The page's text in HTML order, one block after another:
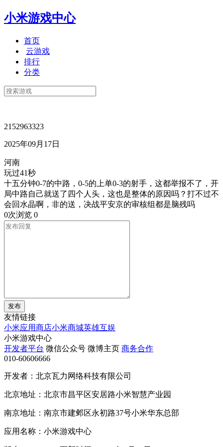
小米游戏中心
首页
云游戏
排行
分类
2152963323
2025年09月17日
河南
玩过41秒
十五分钟0-7的中路，0-5的上单0-3的射手，这都举报不了，开
局中路自己就送了四个人头，这也是整体的原因吗？打不过不
会回水晶啊，非的送，决战平安京的审核组都是脑残吗
0次浏览 0
发布
友情链接
小米应用商店小米商城英雄互娱
小米游戏中心
开发者平台 微信公众号 微博主页 商务合作
010-60606666
开发者：北京瓦力网络科技有限公司
北京地址：北京市昌平区安居路小米智慧产业园
南京地址：南京市建邺区永初路37号小米华东总部
应用名称：小米游戏中心